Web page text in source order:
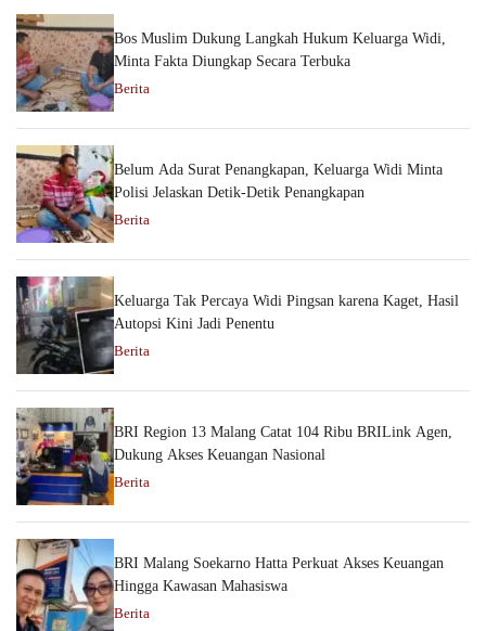
Bos Muslim Dukung Langkah Hukum Keluarga Widi,
Minta Fakta Diungkap Secara Terbuka
Berita
Belum Ada Surat Penangkapan, Keluarga Widi Minta
Polisi Jelaskan Detik-Detik Penangkapan
Berita
Keluarga Tak Percaya Widi Pingsan karena Kaget, Hasil
Autopsi Kini Jadi Penentu
Berita
BRI Region 13 Malang Catat 104 Ribu BRILink Agen,
Dukung Akses Keuangan Nasional
Berita
BRI Malang Soekarno Hatta Perkuat Akses Keuangan
Hingga Kawasan Mahasiswa
Berita